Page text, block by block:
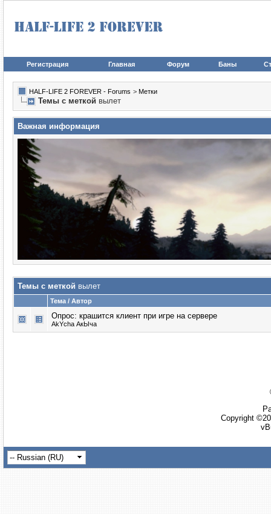
Регистрация Главная Форум Баны
HALF-LIFE 2 FOREVER - Forums > Метки
Темы с меткой вылет
Важная информация
Темы с меткой вылет
Тема / Автор
Опрос: крашится клиент при игре на сервере
AkYcha АкЫча
Copyright